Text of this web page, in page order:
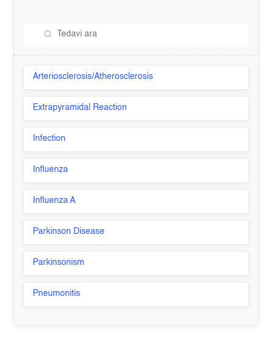
Arteriosclerosis/Atherosclerosis
Extrapyramidal Reaction
Infection
Influenza
Influenza A
Parkinson Disease
Parkinsonism
Pneumonitis